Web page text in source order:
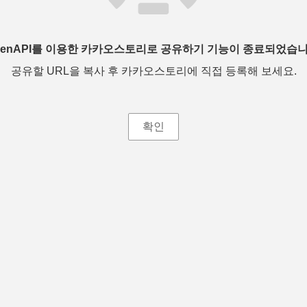
를 이용한 카카오스토리로 공유하기 기능이 종료되었습
공유할 URL을 복사 후 카카오스토리에 직접 등록해 보세요.
확인